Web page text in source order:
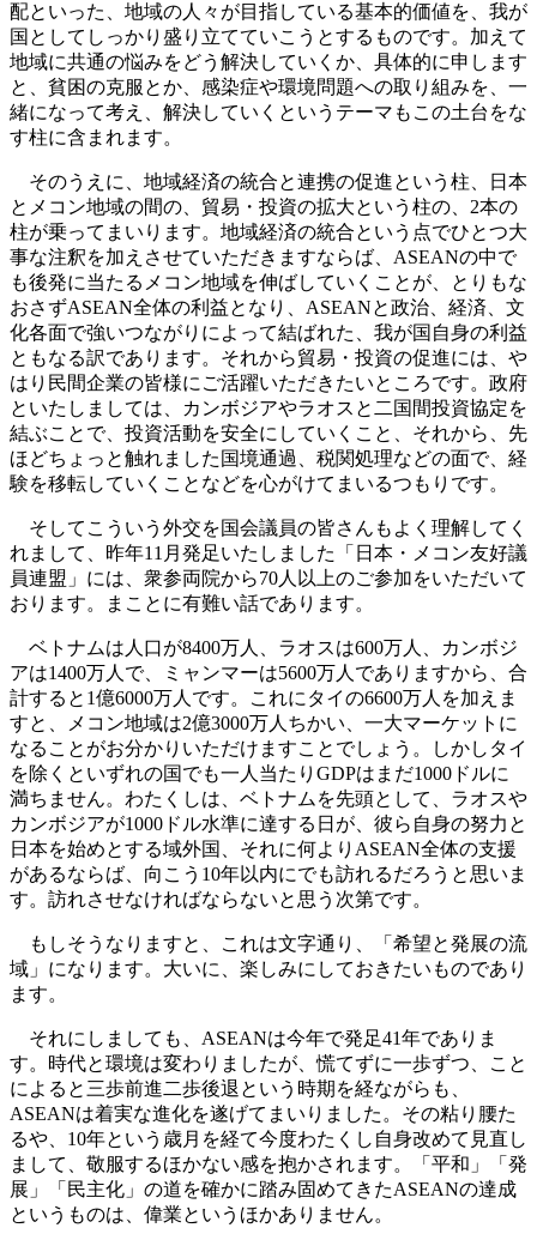
配といった、地域の人々が目指している基本的価値を、我が
国としてしっかり盛り立てていこうとするものです。加えて
地域に共通の悩みをどう解決していくか、具体的に申します
と、貧困の克服とか、感染症や環境問題への取り組みを、一
緒になって考え、解決していくというテーマもこの土台をな
す柱に含まれます。
そのうえに、地域経済の統合と連携の促進という柱、日本
とメコン地域の間の、貿易・投資の拡大という柱の、2本の
柱が乗ってまいります。地域経済の統合という点でひとつ大
事な注釈を加えさせていただきますならば、ASEANの中で
も後発に当たるメコン地域を伸ばしていくことが、とりもな
おさずASEAN全体の利益となり、ASEANと政治、経済、文
化各面で強いつながりによって結ばれた、我が国自身の利益
ともなる訳であります。それから貿易・投資の促進には、や
はり民間企業の皆様にご活躍いただきたいところです。政府
といたしましては、カンボジアやラオスと二国間投資協定を
結ぶことで、投資活動を安全にしていくこと、それから、先
ほどちょっと触れました国境通過、税関処理などの面で、経
験を移転していくことなどを心がけてまいるつもりです。
そしてこういう外交を国会議員の皆さんもよく理解してく
れまして、昨年11月発足いたしました「日本・メコン友好議
員連盟」には、衆参両院から70人以上のご参加をいただいて
おります。まことに有難い話であります。
ベトナムは人口が8400万人、ラオスは600万人、カンボジ
アは1400万人で、ミャンマーは5600万人でありますから、合
計すると1億6000万人です。これにタイの6600万人を加えま
すと、メコン地域は2億3000万人ちかい、一大マーケットに
なることがお分かりいただけますことでしょう。しかしタイ
を除くといずれの国でも一人当たりGDPはまだ1000ドルに
満ちません。わたくしは、ベトナムを先頭として、ラオスや
カンボジアが1000ドル水準に達する日が、彼ら自身の努力と
日本を始めとする域外国、それに何よりASEAN全体の支援
があるならば、向こう10年以内にでも訪れるだろうと思いま
す。訪れさせなければならないと思う次第です。
もしそうなりますと、これは文字通り、「希望と発展の流
域」になります。大いに、楽しみにしておきたいものであり
ます。
それにしましても、ASEANは今年で発足41年でありま
す。時代と環境は変わりましたが、慌てずに一歩ずつ、こと
によると三歩前進二歩後退という時期を経ながらも、
ASEANは着実な進化を遂げてまいりました。その粘り腰た
るや、10年という歳月を経て今度わたくし自身改めて見直し
まして、敬服するほかない感を抱かされます。「平和」「発
展」「民主化」の道を確かに踏み固めてきたASEANの達成
というものは、偉業というほかありません。